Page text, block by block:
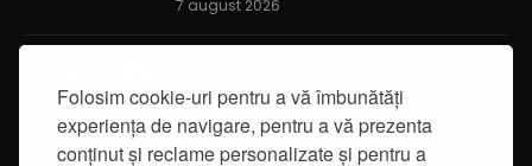
Folosim cookie-uri pentru a vă îmbunătăți
experiența de navigare, pentru a vă prezenta
conținut și reclame personalizate și pentru a
7 august 2026
integrității
7 august 2026